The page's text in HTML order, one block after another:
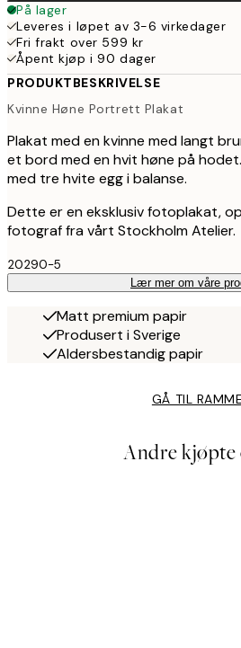
På lager
Leveres i løpet av 3-6 virkedager
Fri frakt over 599 kr
Åpent kjøp i 90 dager
PRODUKTBESKRIVELSE
Kvinne Høne Portrett Plakat
Plakat med en kvinne med langt
et bord med en hvit høne på
med tre hvite egg i balanse.
Dette er en eksklusiv fotoplakat,
fotograf fra vårt Stockholm Atelier.
20290-5
Lær mer om våre
Matt premium papir
Produsert i Sverige
Aldersbestandig papir
GÅ TIL
Andre kjøpte